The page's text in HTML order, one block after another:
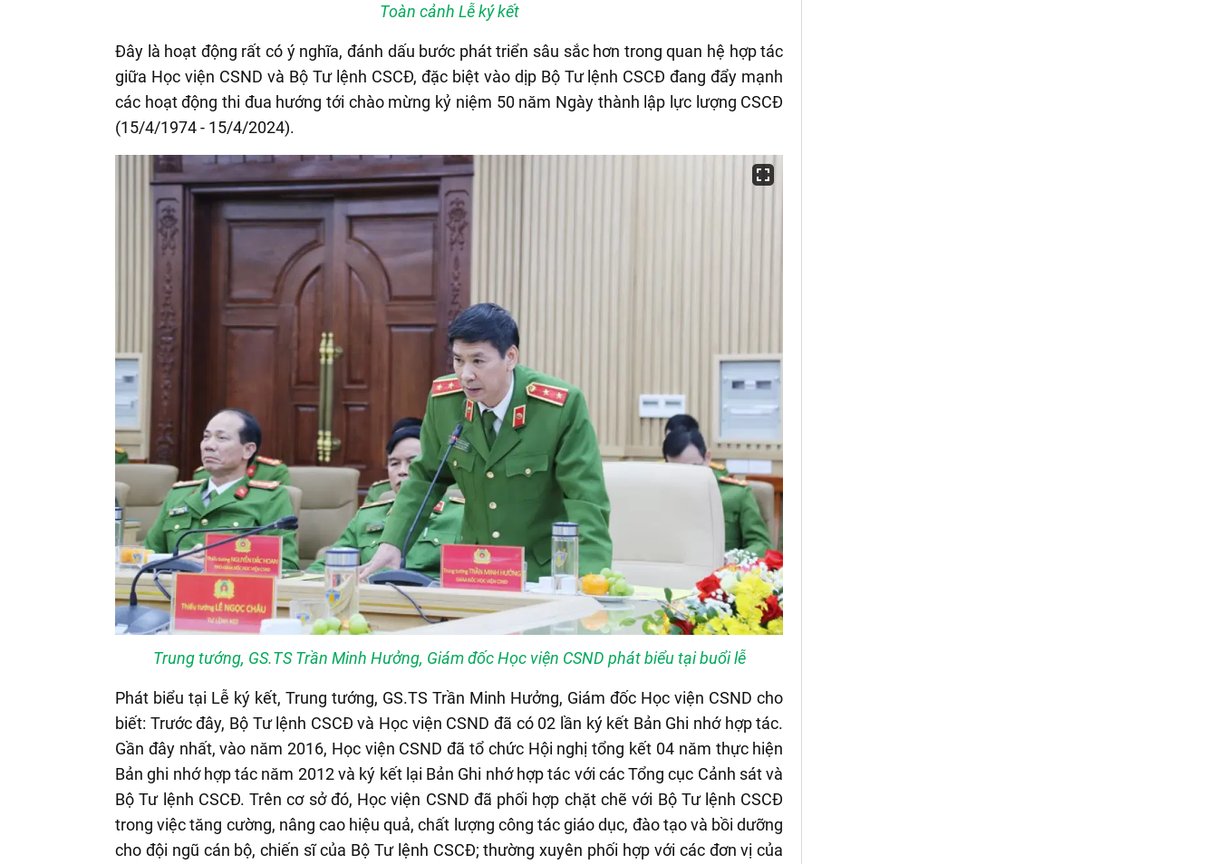
Toàn cảnh Lễ ký kết
Đây là hoạt động rất có ý nghĩa, đánh dấu bước phát triển sâu sắc hơn trong quan hệ hợp tác
giữa Học viện CSND và Bộ Tư lệnh CSCĐ, đặc biệt vào dịp Bộ Tư lệnh CSCĐ đang đẩy mạnh
các hoạt động thi đua hướng tới chào mừng kỷ niệm 50 năm Ngày thành lập lực lượng CSCĐ
(15/4/1974 - 15/4/2024).
Trung tướng, GS.TS Trần Minh Hưởng, Giám đốc Học viện CSND phát biểu tại buổi lễ
Phát biểu tại Lễ ký kết, Trung tướng, GS.TS Trần Minh Hưởng, Giám đốc Học viện CSND cho
biết: Trước đây, Bộ Tư lệnh CSCĐ và Học viện CSND đã có 02 lần ký kết Bản Ghi nhớ hợp tác.
Gần đây nhất, vào năm 2016, Học viện CSND đã tổ chức Hội nghị tổng kết 04 năm thực hiện
Bản ghi nhớ hợp tác năm 2012 và ký kết lại Bản Ghi nhớ hợp tác với các Tổng cục Cảnh sát và
Bộ Tư lệnh CSCĐ. Trên cơ sở đó, Học viện CSND đã phối hợp chặt chẽ với Bộ Tư lệnh CSCĐ
trong việc tăng cường, nâng cao hiệu quả, chất lượng công tác giáo dục, đào tạo và bồi dưỡng
cho đội ngũ cán bộ, chiến sĩ của Bộ Tư lệnh CSCĐ; thường xuyên phối hợp với các đơn vị của